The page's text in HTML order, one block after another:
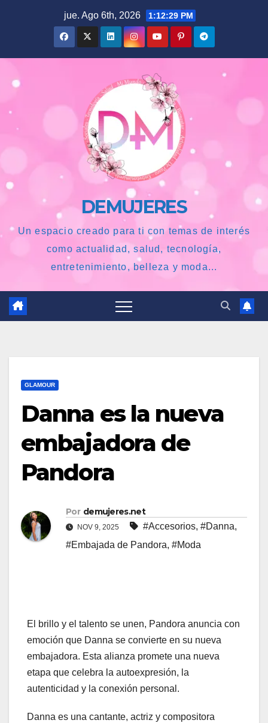
jue. Ago 6th, 2026 1:12:30 PM
DEMUJERES
Un espacio creado para ti con temas de interés
como actualidad, salud, tecnología,
entretenimiento, belleza y moda...
GLAMOUR
Danna es la nueva
embajadora de
Pandora
Por demujeres.net
NOV 9, 2025 #Accesorios, #Danna,
#Embajada de Pandora, #Moda
El brillo y el talento se unen, Pandora anuncia con
emoción que Danna se convierte en su nueva
embajadora. Esta alianza promete una nueva
etapa que celebra la autoexpresión, la
autenticidad y la conexión personal.
Danna es una cantante, actriz y compositora